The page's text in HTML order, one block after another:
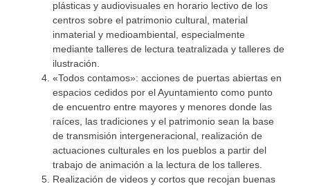
plásticas y audiovisuales en horario lectivo de los
centros sobre el patrimonio cultural, material
inmaterial y medioambiental, especialmente
mediante talleres de lectura teatralizada y talleres de
ilustración.
«Todos contamos»: acciones de puertas abiertas en
espacios cedidos por el Ayuntamiento como punto
de encuentro entre mayores y menores donde las
raíces, las tradiciones y el patrimonio sean la base
de transmisión intergeneracional, realización de
actuaciones culturales en los pueblos a partir del
trabajo de animación a la lectura de los talleres.
Realización de videos y cortos que recojan buenas